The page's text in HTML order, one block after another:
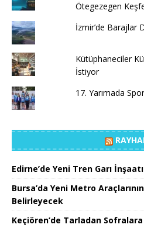
Ötegezegen
İzmir’de Barajlar
Kütüphaneciler
İstiyor
17. Yarımada
Edirne’de Yeni Tren Garı
Bursa’da Yeni Metro
Belirleyecek
Keçiören’de Tarladan